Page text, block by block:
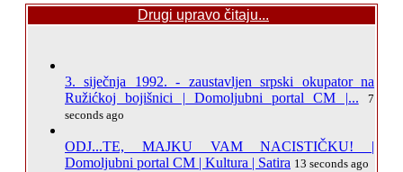
Drugi upravo čitaju...
3. siječnja 1992. - zaustavljen srpski okupator na
Ružićkoj bojišnici | Domoljubni portal CM |...
7
seconds ago
ODJ...TE, MAJKU VAM NACISTIČKU! |
Domoljubni portal CM | Kultura | Satira 13 seconds ago